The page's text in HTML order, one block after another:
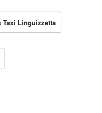
Taxi Linguizzetta